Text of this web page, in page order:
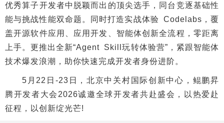
优秀算子开发者中脱颖而出的顶尖选手，同台竞逐基础性
能与挑战性能双命题。同时打造实战体验 Codelabs，覆
盖开源软件应用、应用开发、智能体创新全流程，零距离
上手。更推出全新“Agent Skill玩转体验营”，紧跟智能体
技术爆发浪潮，助你快速完成开发者身份进阶。
5月22日-23日，北京中关村国际创新中心，鲲鹏昇
腾开发者大会2026诚邀全球开发者共赴盛会，以热爱赴
征程，以创新绽光芒!